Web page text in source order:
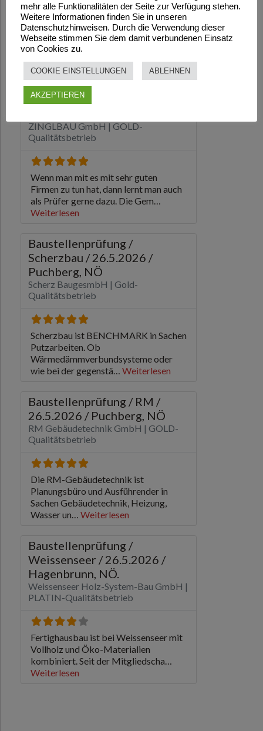
mehr alle Funktionalitäten der Seite zur Verfügung stehen.
Weitere Informationen finden Sie in unseren
Datenschutzhinweisen. Durch die Verwendung dieser
Webseite stimmen Sie dem damit verbundenen Einsatz
von Cookies zu.
COOKIE EINSTELLUNGEN ABLEHNEN
AKZEPTIEREN